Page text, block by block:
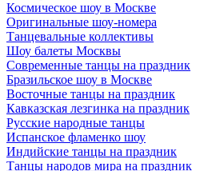
Космическое шоу в Москве
Оригинальные шоу-номера
Танцевальные коллективы
Шоу балеты Москвы
Современные танцы на праздник
Бразильское шоу в Москве
Восточные танцы на праздник
Кавказская лезгинка на праздник
Русские народные танцы
Испанское фламенко шоу
Индийские танцы на праздник
Танцы народов мира на праздник